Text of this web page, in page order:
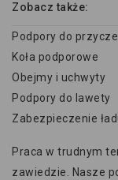
Zobacz także:
Podpory do
Koła podporowe
Obejmy i uchwyty
Podpory do lawety
Zabezpieczenie
Praca w trudnym
zawiedzie. Nasze